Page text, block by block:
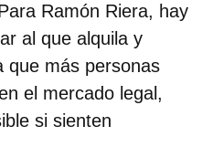
Ramón Riera, hay
al que alquila y
que más personas
el mercado legal,
si sienten